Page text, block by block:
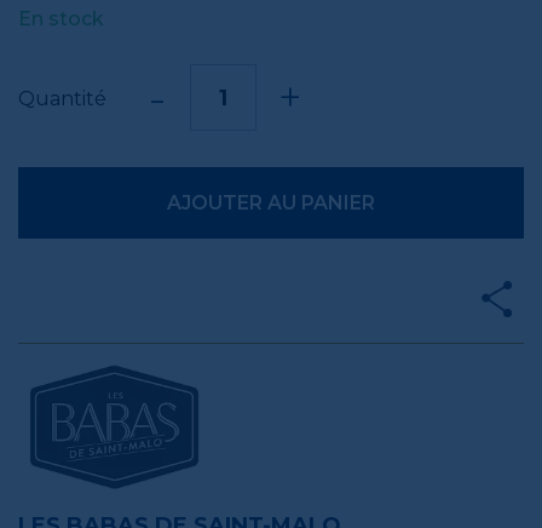
En stock
Quantité - +
AJOUTER AU PANIER